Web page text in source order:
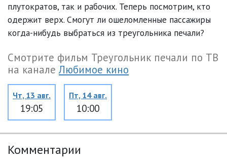
плутократов, так и рабочих. Теперь посмотрим, кто
одержит верх. Смогут ли ошеломленные пассажиры
когда-нибудь выбраться из треугольника печали?
Смотрите фильм Треугольник печали по ТВ
на каналеЛюбимое кино
Чт, 13 авг.
19:05
Пт, 14 авг.
10:00
Комментарии